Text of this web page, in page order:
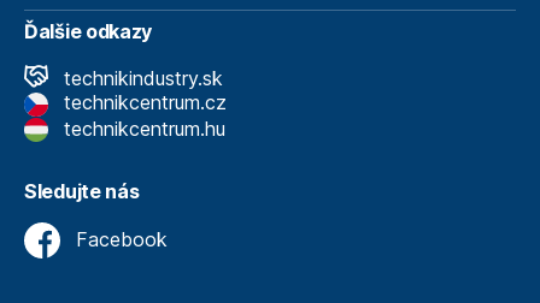
Ďalšie odkazy
technikindustry.sk
technikcentrum.cz
technikcentrum.hu
Sledujte nás
Facebook